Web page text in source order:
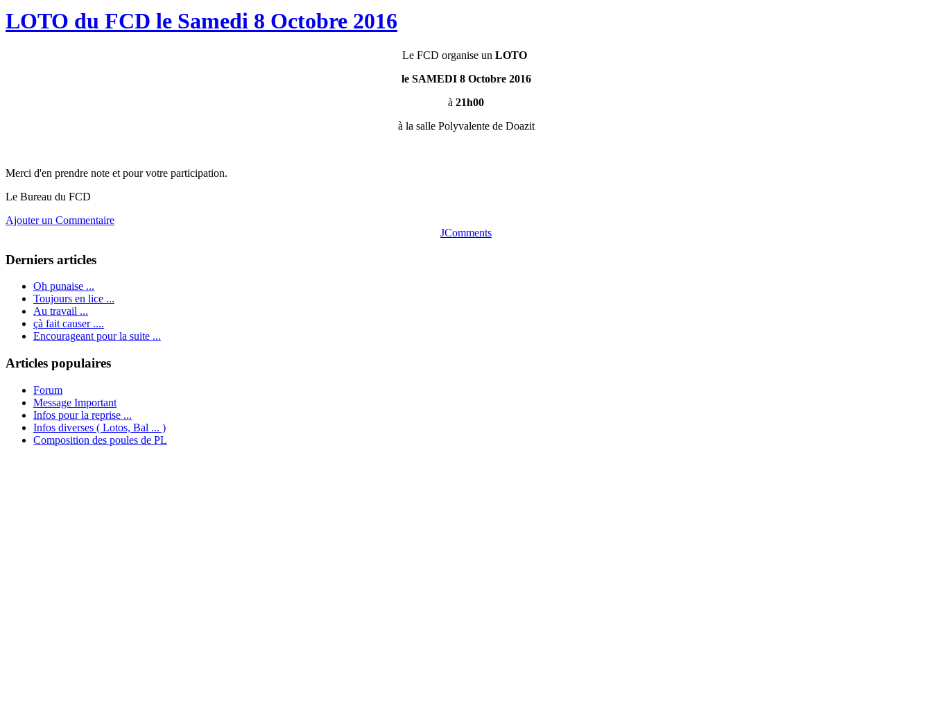
LOTO du FCD le Samedi 8 Octobre 2016
Le FCD organise un LOTO
le SAMEDI 8 Octobre 2016
à 21h00
à la salle Polyvalente de Doazit
Merci d'en prendre note et pour votre participation.
Le Bureau du FCD
Ajouter un Commentaire
JComments
Derniers articles
Oh punaise ...
Toujours en lice ...
Au travail ...
çà fait causer ....
Encourageant pour la suite ...
Articles populaires
Forum
Message Important
Infos pour la reprise ...
Infos diverses ( Lotos, Bal ... )
Composition des poules de PL